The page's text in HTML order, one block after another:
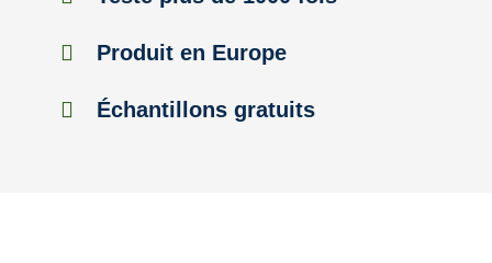
Produit en Europe
Échantillons gratuits